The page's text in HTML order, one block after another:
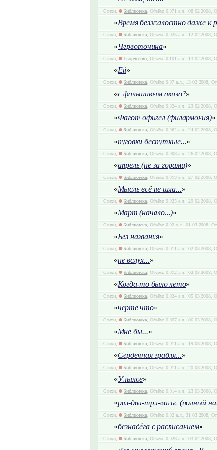
Стихи, Библиотека, Объём: 0.071 а.л., 08 02 2008,
«Время безжалостно даже к
Стихи, Библиотека, Объём: 0.025 а.л., 12 02 2008,
«Червоточина»
Стихи, Творчество, Объём: 0.101 а.л., 13 02 2008,
«Ей»
Стихи, Библиотека, Объём: 0.07 а.л., 13 02 2008,
«с фальшивым авизо?»
Стихи, Библиотека, Объём: 0.024 а.л., 23 02 2008,
«Фагот офигел (филармония)»
Стихи, Библиотека, Объём: 0.062 а.л., 24 02 2008,
«пуговки беспутные...»
Стихи, Библиотека, Объём: 0.008 а.л., 26 02 2008,
«апрель (не за горами)»
Стихи, Библиотека, Объём: 0.019 а.л., 27 02 2008,
«Мысль всё не шла...»
Стихи, Библиотека, Объём: 0.025 а.л., 29 02 2008,
«Март (начало...)»
Стихи, Библиотека, Объём: 0.02 а.л., 01 03 2008,
«Без названия»
Стихи, Библиотека, Объём: 0.011 а.л., 02 03 2008,
«не вслух...»
Стихи, Библиотека, Объём: 0.012 а.л., 02 03 2008,
«Когда-то было лето»
Стихи, Библиотека, Объём: 0.024 а.л., 05 03 2008,
«чёрте что»
Стихи, Библиотека, Объём: 0.007 а.л., 06 03 2008,
«Мне бы...»
Стихи, Библиотека, Объём: 0.011 а.л., 19 03 2008,
«Сердечная грабля...»
Стихи, Библиотека, Объём: 0.011 а.л., 20 03 2008,
«Унылое»
Стихи, Библиотека, Объём: 0.014 а.л., 23 03 2008,
«раз-два-три-вальс (полный
Стихи, Библиотека, Объём: 0.02 а.л., 31 03 2008,
«безнадёга с расписанием»
Стихи, Библиотека, Объём: 0.026 а.л., 03 04 2008,